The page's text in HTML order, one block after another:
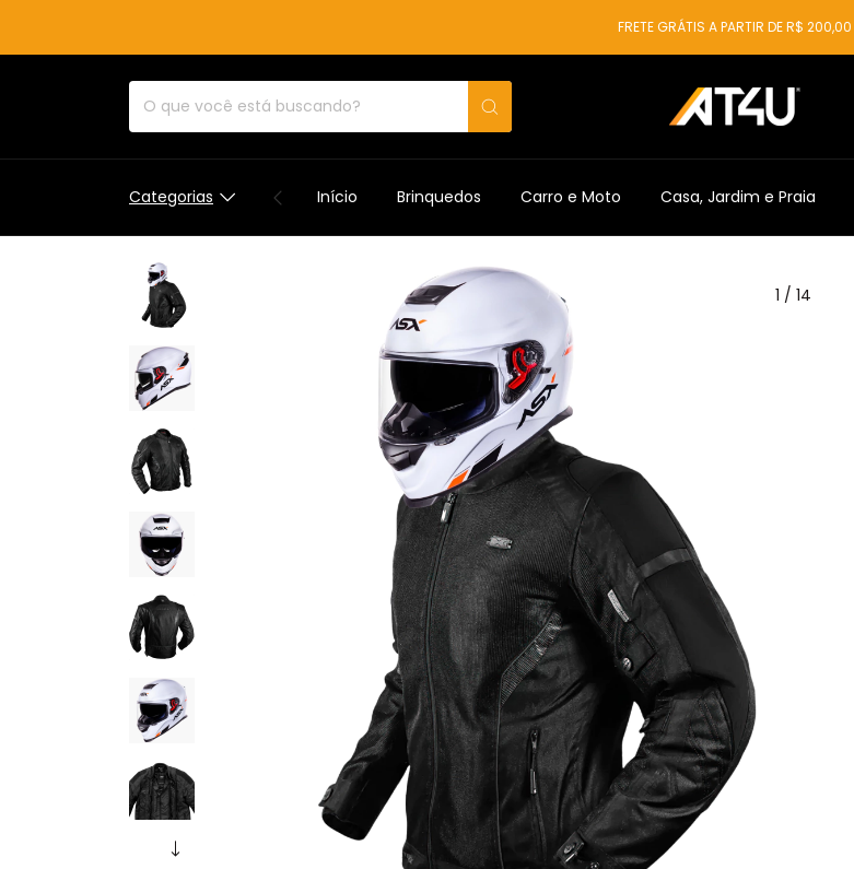
FRETE GRÁTIS A PARTIR DE R$ 200,00
Categorias Início Brinquedos Carro e Moto Casa, Jardim e Praia
1 / 14